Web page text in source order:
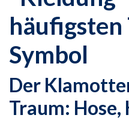
häufigsten
Symbol
Der
Traum: